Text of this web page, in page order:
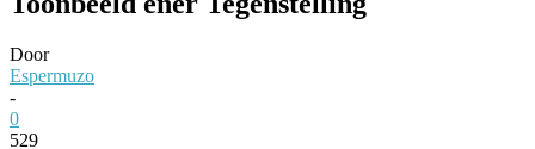
Door
Espermuzo
-
0
529